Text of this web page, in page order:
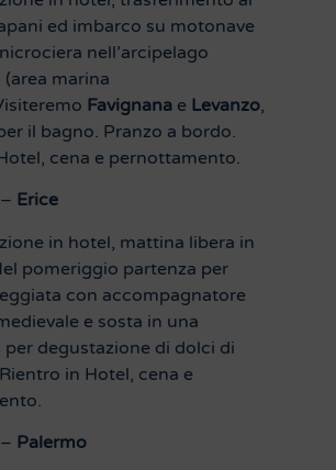
ed imbarco su motonave
nell’arcipelago
(area marina
Favignana e Levanzo,
il bagno. Pranzo a bordo.
cena e pernottamento.
Erice
in hotel, mattina libera in
pomeriggio partenza per
con accompagnatore
e sosta in una
per degustazione di dolci di
in Hotel, cena e
Palermo